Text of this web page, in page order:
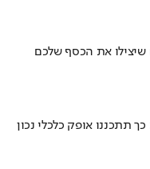
את הכסף שלכם
תתכננו אופק כלכלי נכון